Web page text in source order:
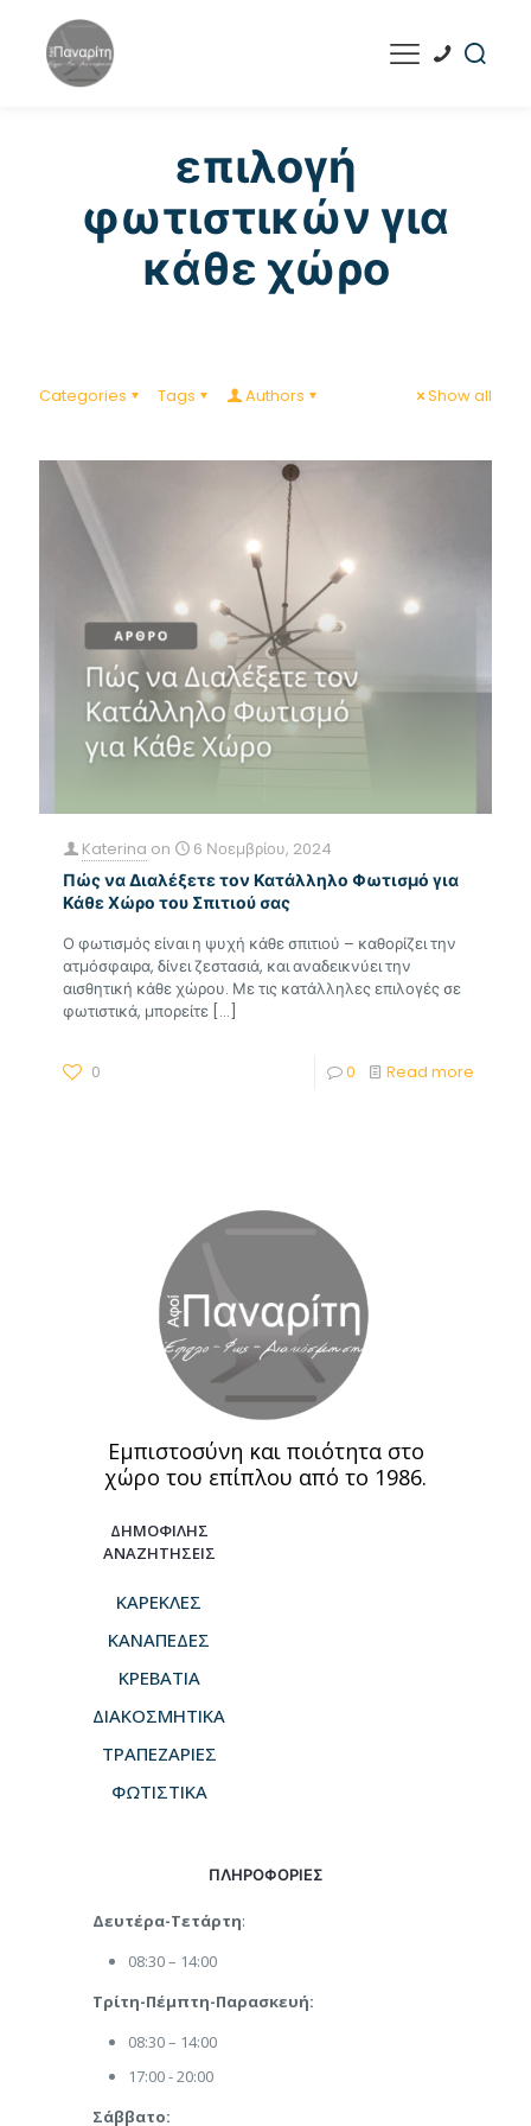
επιλογή
φωτιστικών για
κάθε χώρο
Categories Tags Authors Show all
Katerina on 6 Νοεμβρίου, 2024
Πώς να Διαλέξετε τον Κατάλληλο Φωτισμό για
Κάθε Χώρο του Σπιτιού σας
Ο φωτισμός είναι η ψυχή κάθε σπιτιού – καθορίζει την
ατμόσφαιρα, δίνει ζεστασιά, και αναδεικνύει την
αισθητική κάθε χώρου. Με τις κατάλληλες επιλογές σε
φωτιστικά, μπορείτε […]
0 0 Read more
Εμπιστοσύνη και ποιότητα στο
χώρο του επίπλου από το 1986.
ΔΗΜΟΦΙΛΗΣ
ΑΝΑΖΗΤΗΣΕΙΣ
ΚΑΡΕΚΛΕΣ
ΚΑΝΑΠΕΔΕΣ
ΚΡΕΒΑΤΙΑ
ΔΙΑΚΟΣΜΗΤΙΚΑ
ΤΡΑΠΕΖΑΡΙΕΣ
ΦΩΤΙΣΤΙΚΑ
ΠΛΗΡΟΦΟΡΙΕΣ
Δευτέρα-Τετάρτη:
08:30 – 14:00
Τρίτη-Πέμπτη-Παρασκευή:
08:30 – 14:00
17:00 - 20:00
Σάββατο: